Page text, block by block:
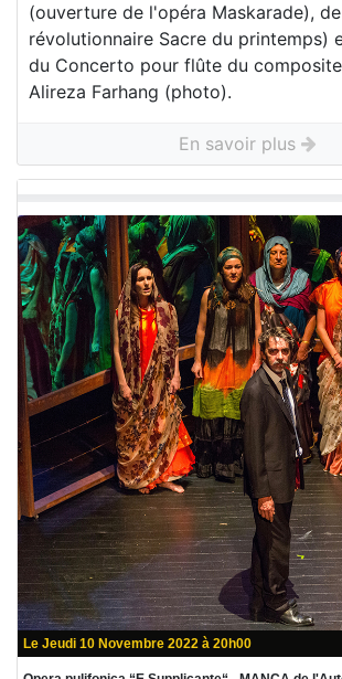
(ouverture de l'opéra Maskarade),
révolutionnaire Sacre du printemps)
du Concerto pour flûte du
Alireza Farhang (photo).
En savoir plus
Le Jeudi 10 Novembre 2022 à 20h00